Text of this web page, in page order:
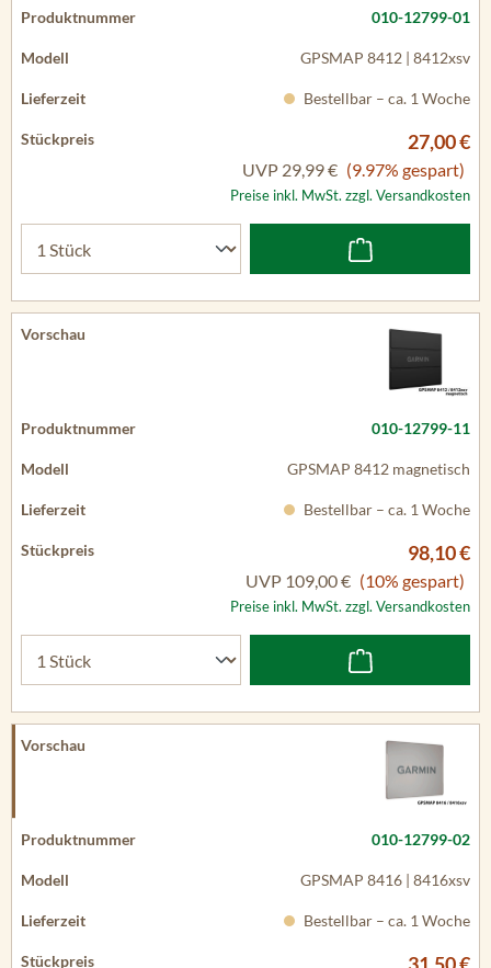
010-12799-01
GPSMAP 8412 | 8412xsv
Bestellbar – ca. 1 Woche
27,00 €
UVP 29,99 € (9.97% gespart)
Preise inkl. MwSt. zzgl. Versandkosten
010-12799-11
GPSMAP 8412 magnetisch
Bestellbar – ca. 1 Woche
98,10 €
UVP 109,00 € (10% gespart)
Preise inkl. MwSt. zzgl. Versandkosten
010-12799-02
GPSMAP 8416 | 8416xsv
Bestellbar – ca. 1 Woche